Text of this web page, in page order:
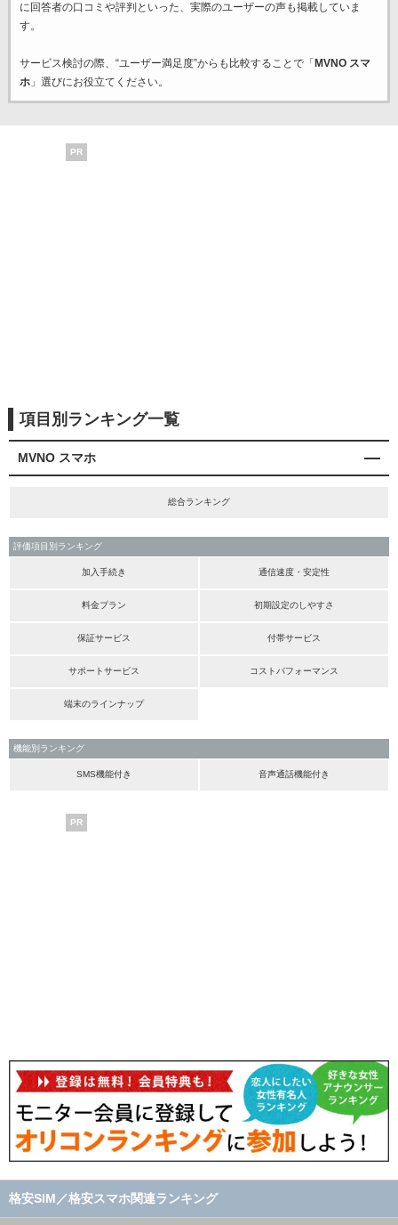
に回答者の口コミや評判といった、実際のユーザーの声も掲載していま
す。
サービス検討の際、“ユーザー満足度”からも比較することで「 MVNO スマ
ホ」選びにお役立てください。
PR
項目別ランキング一覧
MVNO スマホ
総合ランキング
評価項目別ランキング
加入手続き 通信速度・安定性
料金プラン 初期設定のしやすさ
保証サービス 付帯サービス
サポートサービス コストパフォーマンス
端末のラインナップ
機能別ランキング
SMS機能付き 音声通話機能付き
PR
格安SIM／格安スマホ関連ランキング